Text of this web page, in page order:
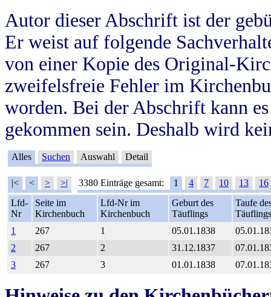
Autor dieser Abschrift ist der
Er weist auf folgende
von einer Kopie des Original-
zweifelsfreie Fehler im
worden. Bei der Abschrift kann
gekommen sein. Deshalb wird
Alles Suchen Auswahl Detail
|< < > >| 3380 Einträge gesamt: 1 4 7 10 13
16
Lfd-
Nr
Seite im
Kirchenbuch
Lfd-Nr im
Kirchenbuch
Geburt des
Täuflings
Taufe
Täuflings
1
267 1 05.01.1838
2
267 2 31.12.1837
3
267 3 01.01.1838